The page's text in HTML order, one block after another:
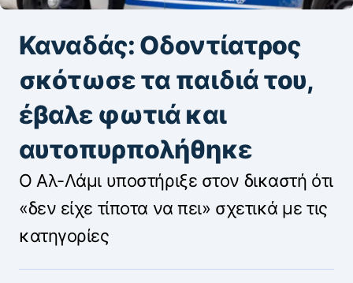
Καναδάς: Οδοντίατρος
σκότωσε τα παιδιά του,
έβαλε φωτιά και
αυτοπυρπολήθηκε
Ο Αλ-Λάμι υποστήριξε στον δικαστή ότι
«δεν είχε τίποτα να πει» σχετικά με τις
κατηγορίες